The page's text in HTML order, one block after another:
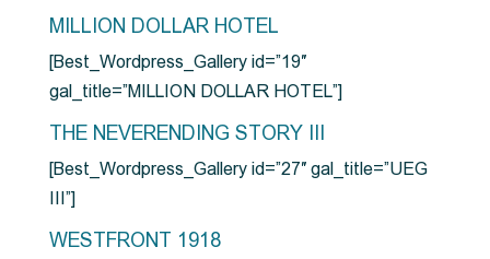
MILLION DOLLAR HOTEL
[Best_Wordpress_Gallery id=”19″
gal_title=”MILLION DOLLAR HOTEL”]
THE NEVERENDING STORY III
[Best_Wordpress_Gallery id=”27″ gal_title=”UEG
III”]
WESTFRONT 1918